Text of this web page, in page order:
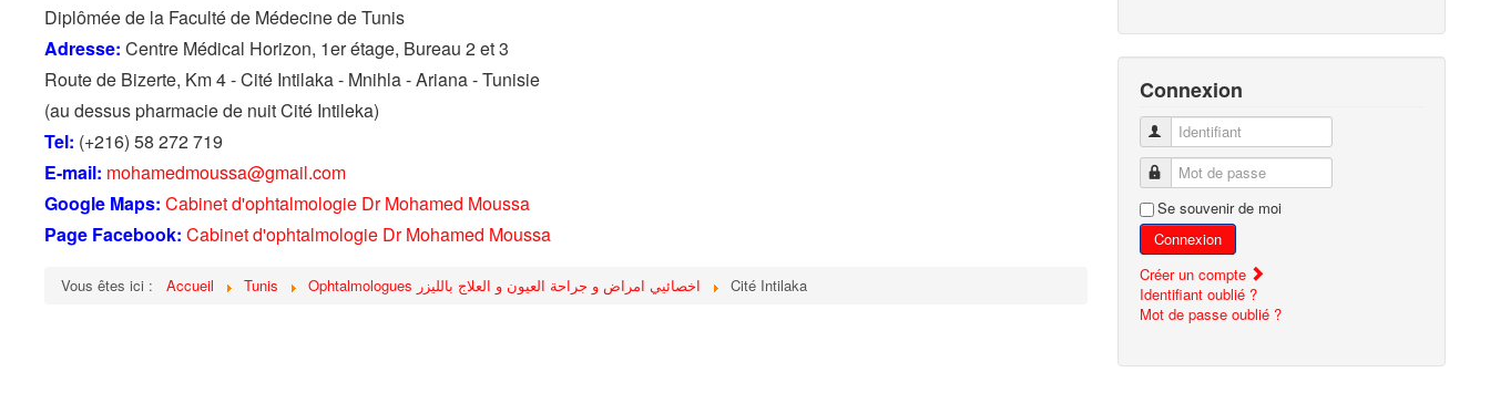
Diplômée de la Faculté de Médecine de Tunis
Adresse: Centre Médical Horizon, 1er étage, Bureau 2 et 3
Route de Bizerte, Km 4 - Cité Intilaka - Mnihla - Ariana - Tunisie
(au dessus pharmacie de nuit Cité Intileka)
Tel: (+216) 58 272 719
E-mail: mohamedmoussa@gmail.com
Google Maps: Cabinet d'ophtalmologie Dr Mohamed Moussa
Page Facebook: Cabinet d'ophtalmologie Dr Mohamed Moussa
Vous êtes ici : Accueil Tunis Ophtalmologues اخصائيي امراض و جراحة العيون و العلاج بالليزر Cité Intilaka
Connexion
Identifiant
Mot de passe
Se souvenir de moi
Connexion
Créer un compte
Identifiant oublié ?
Mot de passe oublié ?